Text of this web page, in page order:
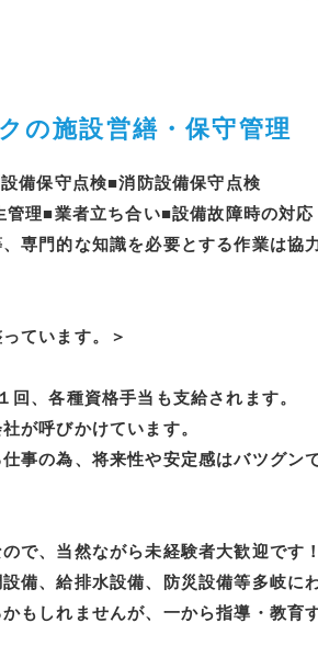
の施設営繕・保守管理
備保守点検■消防設備保守点検
理■業者立ち合い■設備故障時の対応
専門的な知識を必要とする作業は協
ています。＞
回、各種資格手当も支給されます。
が呼びかけています。
事の為、将来性や安定感はバツグンで
で、当然ながら未経験者大歓迎です！
備、給排水設備、防災設備等多岐に
もしれませんが、一から指導・教育